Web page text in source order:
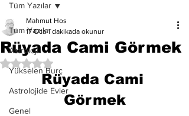
Tüm Yazılar
Astroloji
Yükselen Burç
Astrolojide Evler
Genel
Tüm Yazılar
Rüyada Cami Görmek
Mahmut Hos
17 Oca 1 dakikada okunur
5 üzerinden NaN yıldız
Rüyada Cami
Görmek